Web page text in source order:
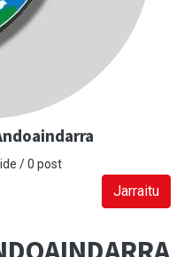
/ 0 post
Jarraitu